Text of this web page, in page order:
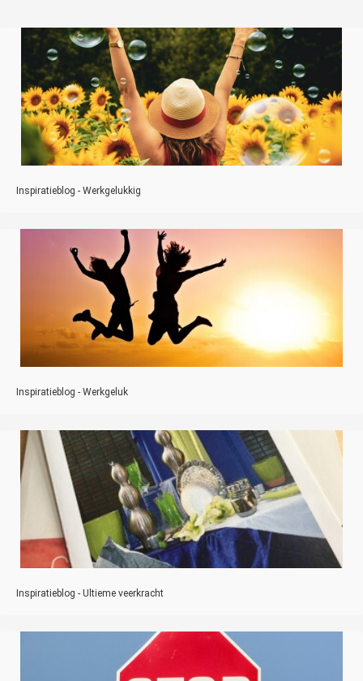
Inspiratieblog - Werkgelukkig
Inspiratieblog - Werkgeluk
Inspiratieblog - Ultieme veerkracht